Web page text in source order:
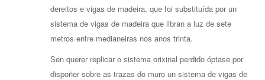
dereitos e vigas de madeira, que foi substituída por un
sistema de vigas de madeira que libran a luz de sete
metros entre medianeiras nos anos trinta.
Sen querer replicar o sistema orixinal perdido óptase por
dispoñer sobre as trazas do muro un sistema de vigas de